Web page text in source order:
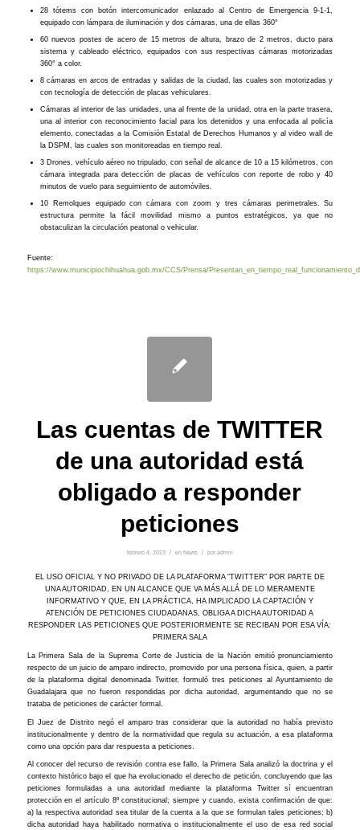
28 tótems con botón intercomunicador enlazado al Centro de Emergencia 9-1-1,
equipado con lámpara de iluminación y dos cámaras, una de ellas 360°
60 nuevos postes de acero de 15 metros de altura, brazo de 2 metros, ducto para
sistema y cableado eléctrico, equipados con sus respectivas cámaras motorizadas
360° a color.
8 cámaras en arcos de entradas y salidas de la ciudad, las cuales son motorizadas y
con tecnología de detección de placas vehiculares.
Cámaras al interior de las unidades, una al frente de la unidad, otra en la parte trasera,
una al interior con reconocimiento facial para los detenidos y una enfocada al policía
elemento, conectadas a la Comisión Estatal de Derechos Humanos y al video wall de
la DSPM, las cuales son monitoreadas en tiempo real.
3 Drones, vehículo aéreo no tripulado, con señal de alcance de 10 a 15 kilómetros, con
cámara integrada para detección de placas de vehículos con reporte de robo y 40
minutos de vuelo para seguimiento de automóviles.
10 Remolques equipado con cámara con zoom y tres cámaras perimetrales. Su
estructura permite la fácil movilidad mismo a puntos estratégicos, ya que no
obstaculizan la circulación peatonal o vehicular.
Fuente:
https://www.municipiochihuahua.gob.mx/CCS/Prensa/
Las cuentas de TWITTER
de una autoridad está
obligado a responder
peticiones
febrero 4, 2023 / en News / por admin
EL USO OFICIAL Y NO PRIVADO DE LA PLATAFORMA “TWITTER” POR PARTE DE
UNA AUTORIDAD, EN UN ALCANCE QUE VA MÁS ALLÁ DE LO MERAMENTE
INFORMATIVO Y QUE, EN LA PRÁCTICA, HA IMPLICADO LA CAPTACIÓN Y
ATENCIÓN DE PETICIONES CIUDADANAS, OBLIGA A DICHA AUTORIDAD A
RESPONDER LAS PETICIONES QUE POSTERIORMENTE SE RECIBAN POR ESA VÍA:
PRIMERA SALA
La Primera Sala de la Suprema Corte de Justicia de la Nación emitió pronunciamiento
respecto de un juicio de amparo indirecto, promovido por una persona física, quien, a partir
de la plataforma digital denominada Twitter, formuló tres peticiones al Ayuntamiento de
Guadalajara que no fueron respondidas por dicha autoridad, argumentando que no se
trataba de peticiones de carácter formal.
El Juez de Distrito negó el amparo tras considerar que la autoridad no había previsto
institucionalmente y dentro de la normatividad que regula su actuación, a esa plataforma
como una opción para dar respuesta a peticiones.
Al conocer del recurso de revisión contra ese fallo, la Primera Sala analizó la doctrina y el
contexto histórico bajo el que ha evolucionado el derecho de petición, concluyendo que las
peticiones formuladas a una autoridad mediante la plataforma Twitter sí encuentran
protección en el artículo 8º constitucional; siempre y cuando, exista confirmación de que:
a) la respectiva autoridad sea titular de la cuenta a la que se formulan tales peticiones; b)
dicha autoridad haya habilitado normativa o institucionalmente el uso de esa red social